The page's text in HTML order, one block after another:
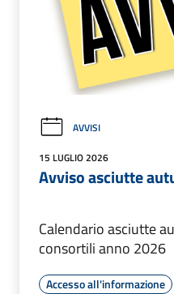
AVVISI
15 LUGLIO 2026
Avviso asciutte
Calendario asciutte
consortili anno 2026
Accesso all'informazione